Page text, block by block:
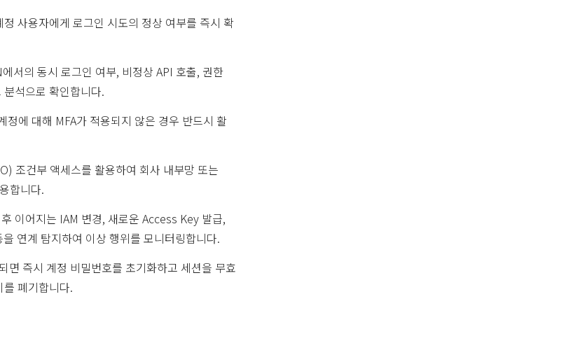
사용자에게 로그인 시도의 정상 여부를 즉시 확
서의 동시 로그인 여부, 비정상 API 호출, 권한
석으로 확인합니다.
정에 대해 MFA가 적용되지 않은 경우 반드시 활
조건부 액세스를 활용하여 회사 내부망 또는
합니다.
이어지는 IAM 변경, 새로운 Access Key 발급,
연계 탐지하여 이상 행위를 모니터링합니다.
면 즉시 계정 비밀번호를 초기화하고 세션을 무효
폐기합니다.